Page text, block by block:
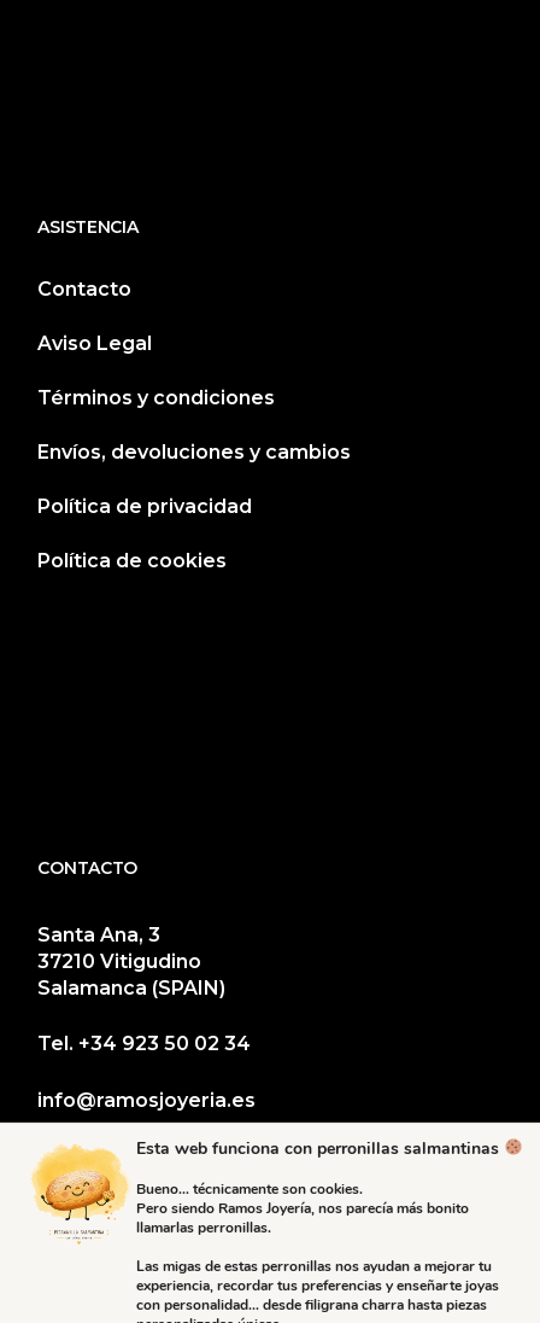
ASISTENCIA
Contacto
Aviso Legal
Términos y condiciones
Envíos, devoluciones y cambios
Política de privacidad
Política de cookies
CONTACTO
Santa Ana, 3
37210 Vitigudino
Salamanca (SPAIN)
Tel. +34 923 50 02 34
info@ramosjoyeria.es
Esta web funciona con perronillas salmantinas
Bueno… técnicamente son cookies.
Pero siendo Ramos Joyería, nos parecía más bonito
llamarlas perronillas.
Las migas de estas perronillas nos ayudan a mejorar tu
experiencia, recordar tus preferencias y enseñarte joyas
con personalidad… desde filigrana charra hasta piezas